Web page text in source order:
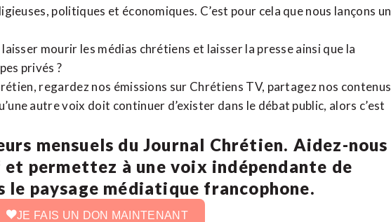
politiques et économiques. C’est pour cela que nous lançons un
mourir les médias chrétiens et laisser la presse ainsi que la
privés ?
regardez nos émissions sur Chrétiens TV, partagez nos contenus
autre voix doit continuer d’exister dans le débat public, alors c’est
mensuels du Journal Chrétien. Aidez-nous
permettez à une voix indépendante de
le paysage médiatique francophone.
JE FAIS UN DON MAINTENANT